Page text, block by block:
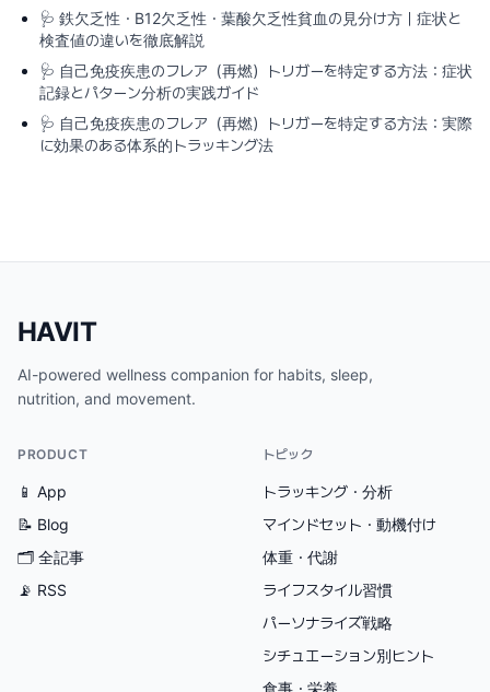
🩺 鉄欠乏性・B12欠乏性・葉酸欠乏性貧血の見分け方｜症状と
検査値の違いを徹底解説
🩺 自己免疫疾患のフレア（再燃）トリガーを特定する方法：症状
記録とパターン分析の実践ガイド
🩺 自己免疫疾患のフレア（再燃）トリガーを特定する方法：実際
に効果のある体系的トラッキング法
HAVIT
AI-powered wellness companion for habits, sleep,
nutrition, and movement.
PRODUCT
📱 App
📝 Blog
🗂 全記事
📡 RSS
トピック
トラッキング・分析
マインドセット・動機付け
体重・代謝
ライフスタイル習慣
パーソナライズ戦略
シチュエーション別ヒント
食事・栄養